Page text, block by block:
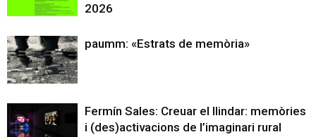
2026
paumm: «Estrats de memòria»
Fermín Sales: Creuar el llindar: memòries
i (des)activacions de l’imaginari rural